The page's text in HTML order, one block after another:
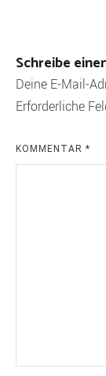
Schreibe
Deine E-Mail-
Erforderliche
KOMMENTAR *